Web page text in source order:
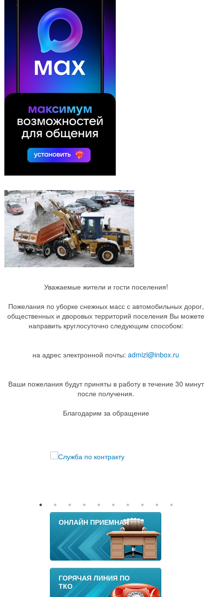
Уважаемые жители и гости поселения!
Пожелания по уборке снежных масс с автомобильных дорог,
общественных и дворовых территорий поселения Вы можете
направить круглосуточно следующим способом:
на адрес электронной почты: admizl@inbox.ru
Ваши пожелания будут приняты в работу в течение 30 минут
после получения.
Благодарим за обращение
ОНЛАЙН ПРИЕМНАЯ
ГОРЯЧАЯ ЛИНИЯ ПО
ТКО